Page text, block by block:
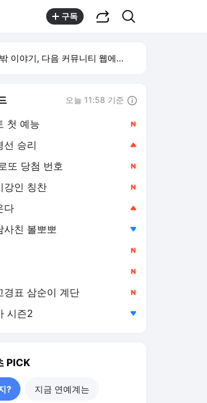
구독
이야기, 다음 커뮤니티 웹에서 보기
오늘 11:58 기준
첫 예능
선 승리
강인 칭찬
다
사친 볼뽀뽀
경표 삼순이 계단
시즌2
PICK
? 지금 연예계는